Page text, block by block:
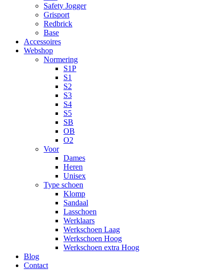
Safety Jogger
Grisport
Redbrick
Base
Accessoires
Webshop
Normering
S1P
S1
S2
S3
S4
S5
SB
OB
O2
Voor
Dames
Heren
Unisex
Type schoen
Klomp
Sandaal
Lasschoen
Werklaars
Werkschoen Laag
Werkschoen Hoog
Werkschoen extra Hoog
Blog
Contact